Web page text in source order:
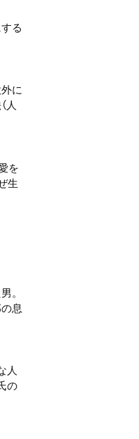
る
に
人
を
生
。
息
人
の